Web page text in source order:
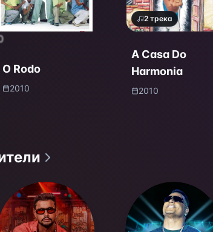
O Rodo
2010
2 трека
A Casa Do
Harmonia
2010